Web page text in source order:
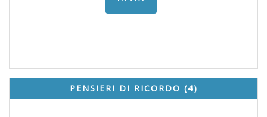
PENSIERI DI RICORDO (4)